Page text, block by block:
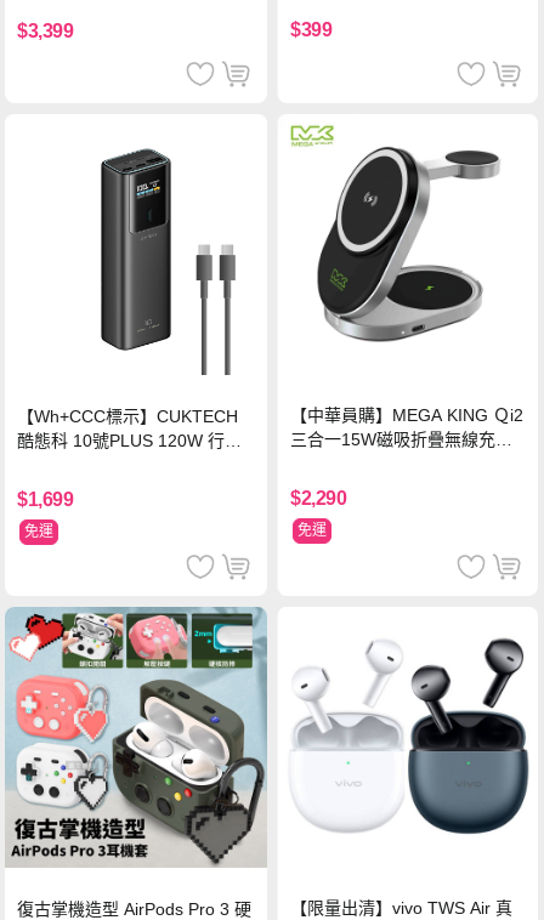
$3,399 $399
【Wh+CCC標示】CUKTECH
酷態科 10號PLUS 120W 行動
色
$1,699
免運
【中華員購】MEGA KING Ｑi2
三合一15W磁吸折疊無線充電
$2,290
免運
復古掌機造型 AirPods Pro 3 硬
【限量出清】vivo TWS Air 真